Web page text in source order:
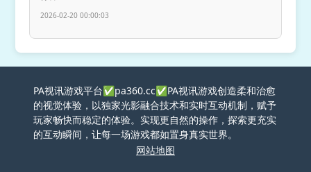
2026-02-20 00:00:03
PA视讯游戏平台✅pa360.cc✅PA视讯游戏创造柔和治愈
的视觉体验，以独家光影融合技术和实时互动机制，赋予
玩家畅快而稳定的体验。实现更自然的操作，探索更充实
的互动瞬间，让每一场游戏都如置身真实世界。
网站地图